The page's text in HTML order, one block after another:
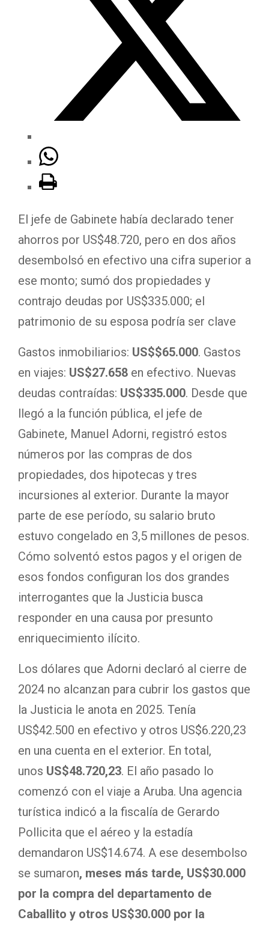
El jefe de Gabinete había declarado tener
ahorros por US$48.720, pero en dos años
desembolsó en efectivo una cifra superior a
ese monto; sumó dos propiedades y
contrajo deudas por US$335.000; el
patrimonio de su esposa podría ser clave
Gastos inmobiliarios: US$$65.000. Gastos
en viajes: US$27.658 en efectivo. Nuevas
deudas contraídas: US$335.000. Desde que
llegó a la función pública, el jefe de
Gabinete, Manuel Adorni, registró estos
números por las compras de dos
propiedades, dos hipotecas y tres
incursiones al exterior. Durante la mayor
parte de ese período, su salario bruto
estuvo congelado en 3,5 millones de pesos.
Cómo solventó estos pagos y el origen de
esos fondos configuran los dos grandes
interrogantes que la Justicia busca
responder en una causa por presunto
enriquecimiento ilícito.
Los dólares que Adorni declaró al cierre de
2024 no alcanzan para cubrir los gastos que
la Justicia le anota en 2025. Tenía
US$42.500 en efectivo y otros US$6.220,23
en una cuenta en el exterior. En total,
unos US$48.720,23. El año pasado lo
comenzó con el viaje a Aruba. Una agencia
turística indicó a la fiscalía de Gerardo
Pollicita que el aéreo y la estadía
demandaron US$14.674. A ese desembolso
se sumaron, meses más tarde, US$30.000
por la compra del departamento de
Caballito y otros US$30.000 por la